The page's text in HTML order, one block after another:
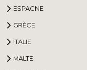
ESPAGNE
GRÈCE
ITALIE
MALTE